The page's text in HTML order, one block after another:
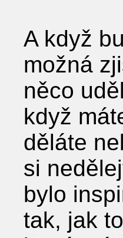
A když
možná
něco
když
děláte
si
bylo
tak, jak